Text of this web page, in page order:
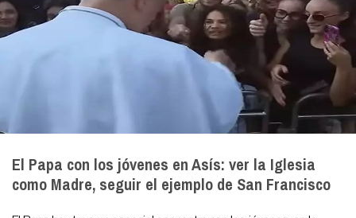
El Papa con los jóvenes en Asís: ver la Iglesia
como Madre, seguir el ejemplo de San Francisco